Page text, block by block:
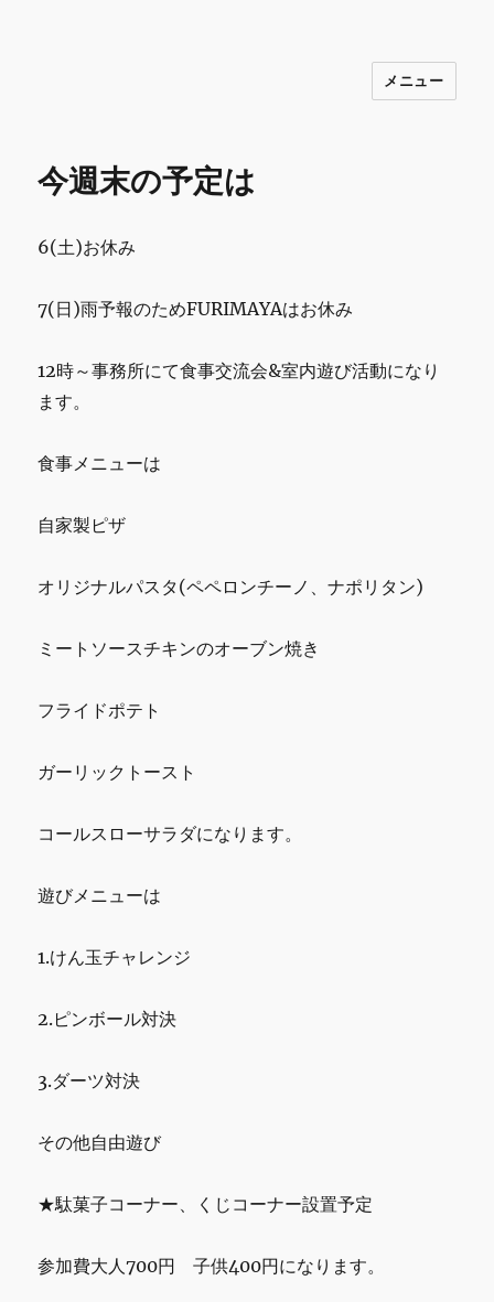
INNOCENCE ～日常に彩りを～ フ
物 etc販売 江戸川区瑞江
メニュー
今週末の予定は
6(土)お休み
7(日)雨予報のためFURIMAYAはお休み
12時～事務所にて食事交流会&室内遊び活動になり
ます。
食事メニューは
自家製ピザ
オリジナルパスタ(ペペロンチーノ、ナポリタン)
ミートソースチキンのオーブン焼き
フライドポテト
ガーリックトースト
コールスローサラダになります。
遊びメニューは
1.けん玉チャレンジ
2.ピンボール対決
3.ダーツ対決
その他自由遊び
★駄菓子コーナー、くじコーナー設置予定
参加費大人700円 子供400円になります。